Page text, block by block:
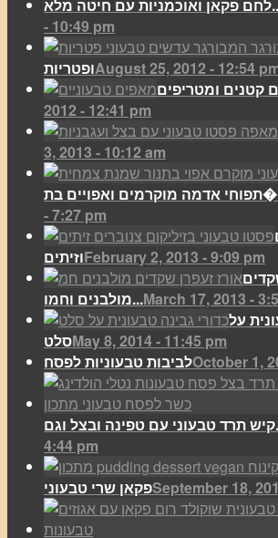
חיטה מלא...
- 10:49 pm
ופטריותAugust 25, 2012 - 12:54
קטנים ומטריפים
2012 - 12:41 pm
3, 2013 - 10:12 am
ואפויים בת�...
- 7:27 pm
וזיתיםFebruary 2, 2013 - 9:09 pm
מולבנים וחמו...March 17, 2013 -
על
סלטMay 8, 2014 - 11:45 pm
לביבות טבעוניות לפסחOctober 1,
4:44 pm
פקאן שרי טבעוניSeptember 18,